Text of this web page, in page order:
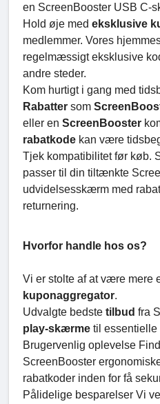
en ScreenBooster USB C-
Hold øje med eksklusive
medlemmer. Vores
regelmæssigt eksklusive
andre steder.
Kom hurtigt i gang med
Rabatter som
eller en ScreenBooster
rabatkode kan være
Tjek kompatibilitet før køb.
passer til din tiltænkte
udvidelsesskærm med
returnering.
Hvorfor handle hos os?
Vi er stolte af at være mere
kuponaggregator.
Udvalgte bedste tilbud fra
play-skærme til essentielle
Brugervenlig oplevelse Find
ScreenBooster
rabatkoder inden for få
Pålidelige besparelser Vi